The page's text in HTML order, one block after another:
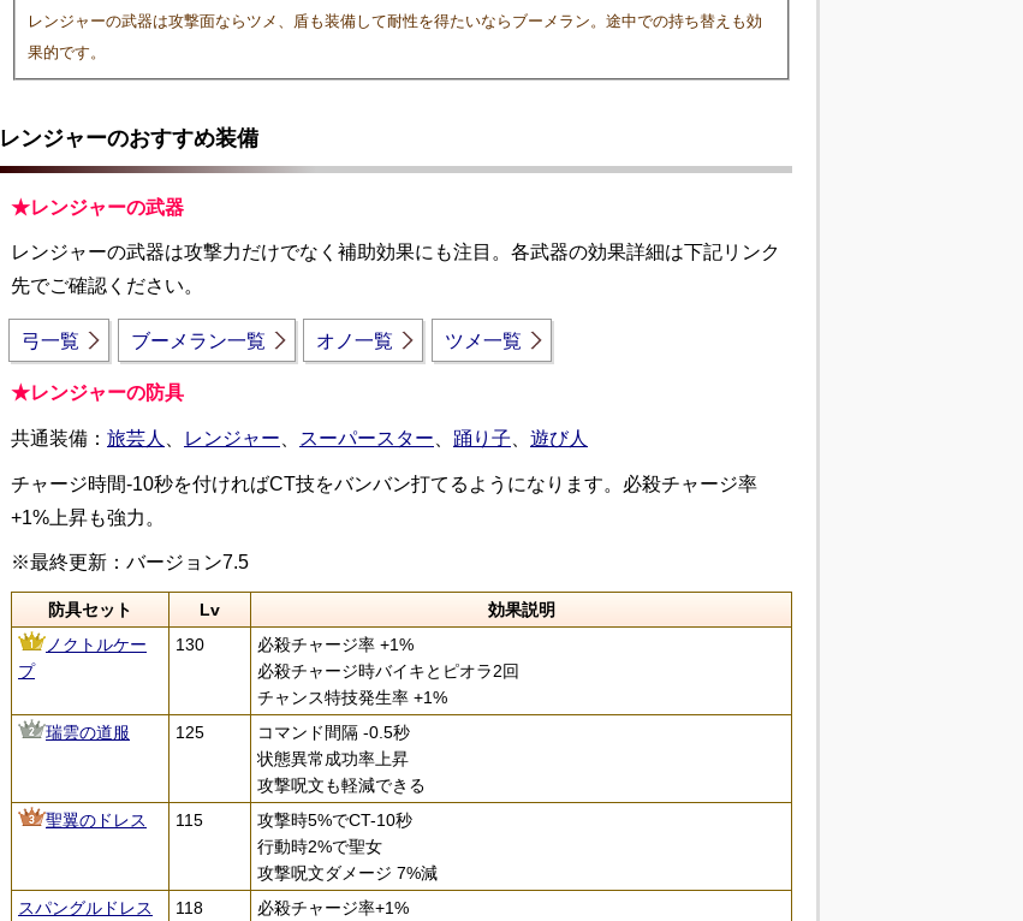
レンジャーの武器は攻撃面ならツメ、盾も装備して耐性を得たいならブーメラン。途中での持ち替えも効
果的です。
レンジャーのおすすめ装備
★レンジャーの武器
レンジャーの武器は攻撃力だけでなく補助効果にも注目。各武器の効果詳細は下記リンク
先でご確認ください。
弓一覧 ブーメラン一覧 オノ一覧 ツメ一覧
★レンジャーの防具
共通装備： 旅芸人 レンジャー スーパースター 踊り子 遊び人
チャージ時間-10秒を付ければCT技をバンバン打てるようになります。必殺チャージ率
+1%上昇も強力。
※最終更新：バージョン7.5
防具セット Lv
効果説明
ノクトルケー
プ
130
必殺チャージ率 +1%
必殺チャージ時バイキとピオラ2回
チャンス特技発生率 +1%
瑞雲の道服
125
コマンド間隔 -0.5秒
状態異常成功率上昇
攻撃呪文も軽減できる
聖翼のドレス
115
攻撃時5%でCT-10秒
行動時2%で聖女
攻撃呪文ダメージ 7%減
スパングルドレス
118 必殺チャージ率+1%